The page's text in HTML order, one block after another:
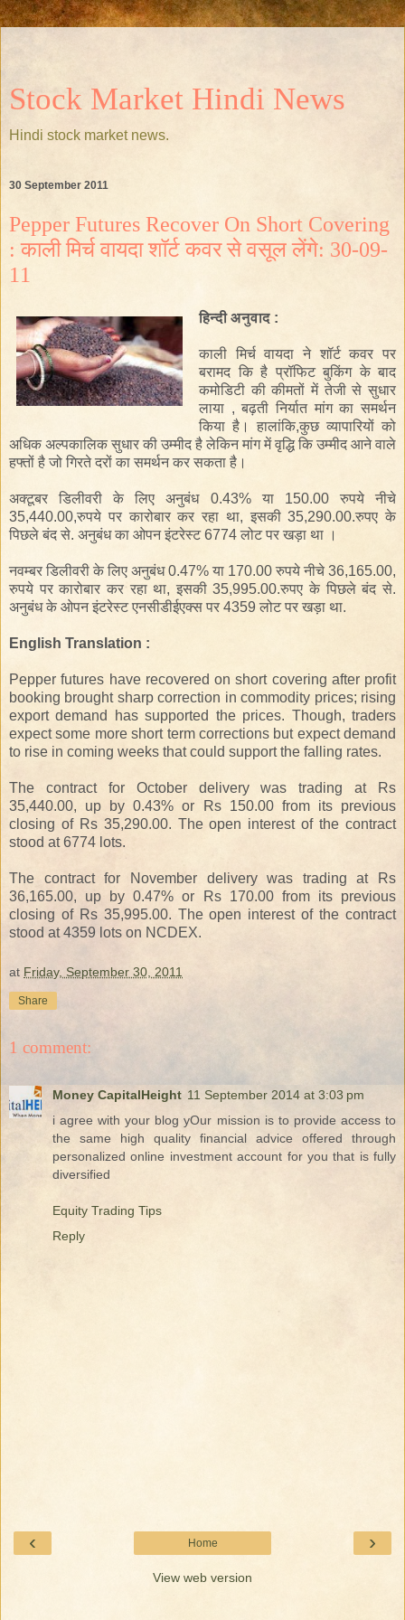
Stock Market Hindi News
Hindi stock market news.
30 September 2011
Pepper Futures Recover On Short Covering
: काली मिर्च वायदा शॉर्ट कवर से वसूल लेंगे: 30-09-
11
हिन्दी अनुवाद :
काली मिर्च वायदा ने शॉर्ट कवर पर
बरामद कि है प्रॉफिट बुकिंग के बाद
कमोडिटी की कीमतों में तेजी से सुधार
लाया , बढ़ती निर्यात मांग का समर्थन
किया है। हालांकि,कुछ व्यापारियों को
अधिक अल्पकालिक सुधार की उम्मीद है लेकिन मांग में वृद्धि कि उम्मीद आने वाले
हफ्तों है जो गिरते दरों का समर्थन कर सकता है।
अक्टूबर डिलीवरी के लिए अनुबंध 0.43% या 150.00 रुपये नीचे
35,440.00,रुपये पर कारोबार कर रहा था, इसकी 35,290.00.रुपए के
पिछले बंद से. अनुबंध का ओपन इंटरेस्ट 6774 लोट पर खड़ा था ।
नवम्बर डिलीवरी के लिए अनुबंध 0.47% या 170.00 रुपये नीचे 36,165.00,
रुपये पर कारोबार कर रहा था, इसकी 35,995.00.रुपए के पिछले बंद से.
अनुबंध के ओपन इंटरेस्ट एनसीडीईएक्स पर 4359 लोट पर खड़ा था.
English Translation :
Pepper futures have recovered on short covering after profit
booking brought sharp correction in commodity prices; rising
export demand has supported the prices. Though, traders
expect some more short term corrections but expect demand
to rise in coming weeks that could support the falling rates.
The contract for October delivery was trading at Rs
35,440.00, up by 0.43% or Rs 150.00 from its previous
closing of Rs 35,290.00. The open interest of the contract
stood at 6774 lots.
The contract for November delivery was trading at Rs
36,165.00, up by 0.47% or Rs 170.00 from its previous
closing of Rs 35,995.00. The open interest of the contract
stood at 4359 lots on NCDEX.
at Friday, September 30, 2011
Share
1 comment:
Money CapitalHeight 11 September 2014 at 3:03 pm
i agree with your blog yOur mission is to provide access to
the same high quality financial advice offered through
personalized online investment account for you that is fully
diversified
Equity Trading Tips
Reply
‹ ›
Home
View web version